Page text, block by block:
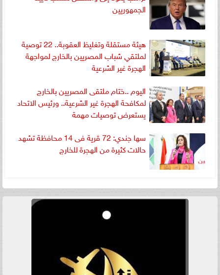
الجمهوريين
هيئة مستقلة وتغليظ العقوبة.. 22 توصية
لملتقي شباب المصريين بالخارج لمواجهة
الهجرة غير الشرعية
اليوم ..ختام ملتقى المصريين بالخارج
لمكافحة الهجرة غير الشرعية.. ورئيس الاتحاد
يستعرض توصيات مهمة
سها جندي: 72 قرية فى 14 محافظة تشهد
حالات كثيرة من الهجرة للخارج